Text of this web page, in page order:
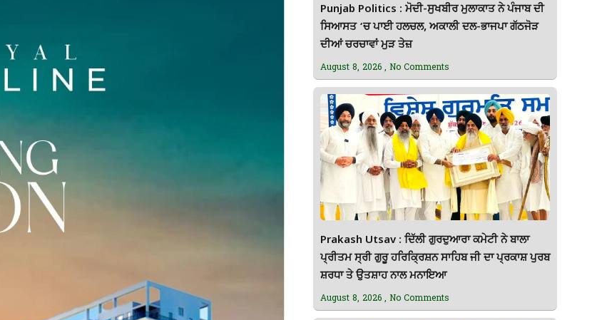
Punjab Politics : ਮੋਦੀ-ਸੁਖਬੀਰ ਮੁਲਾਕਾਤ ਨੇ ਪੰਜਾਬ ਦੀ
ਸਿਆਸਤ ‘ਚ ਪਾਈ ਹਲਚਲ, ਅਕਾਲੀ ਦਲ-ਭਾਜਪਾ ਗੱਠਜੋੜ
ਦੀਆਂ ਚਰਚਾਵਾਂ ਮੁੜ ਤੇਜ਼
August 8, 2026 No Comments
Prakash Utsav : ਦਿੱਲੀ ਗੁਰਦੁਆਰਾ ਕਮੇਟੀ ਨੇ ਬਾਲਾ
ਪ੍ਰੀਤਮ ਸ੍ਰੀ ਗੁਰੂ ਹਰਿਕ੍ਰਿਸ਼ਨ ਸਾਹਿਬ ਜੀ ਦਾ ਪ੍ਰਕਾਸ਼ ਪੁਰਬ
ਸ਼ਰਧਾ ਤੇ ਉਤਸ਼ਾਹ ਨਾਲ ਮਨਾਇਆ
August 8, 2026 No Comments